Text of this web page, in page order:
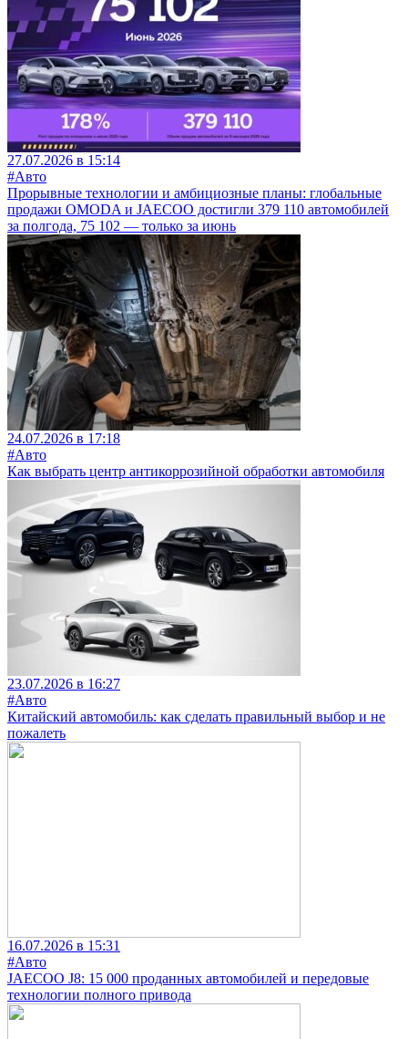
27.07.2026 в 15:14
#Авто
Прорывные технологии и амбициозные планы: глобальные
продажи OMODA и JAECOO достигли 379 110 автомобилей
за полгода, 75 102 — только за июнь
24.07.2026 в 17:18
#Авто
Как выбрать центр антикоррозийной обработки автомобиля
23.07.2026 в 16:27
#Авто
Китайский автомобиль: как сделать правильный выбор и не
пожалеть
16.07.2026 в 15:31
#Авто
JAECOO J8: 15 000 проданных автомобилей и передовые
технологии полного привода